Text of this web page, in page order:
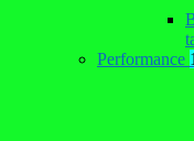
Performance